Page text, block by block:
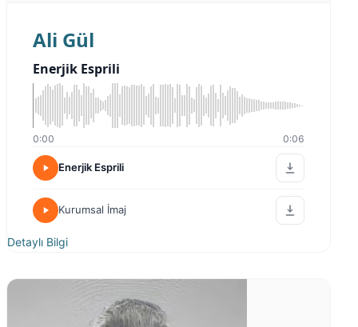
Ali Gül
Enerjik Esprili
0:00 0:06
Enerjik Esprili
Kurumsal İmaj
Detaylı Bilgi